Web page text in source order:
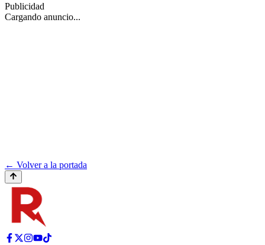
Publicidad
Cargando anuncio...
← Volver a la portada